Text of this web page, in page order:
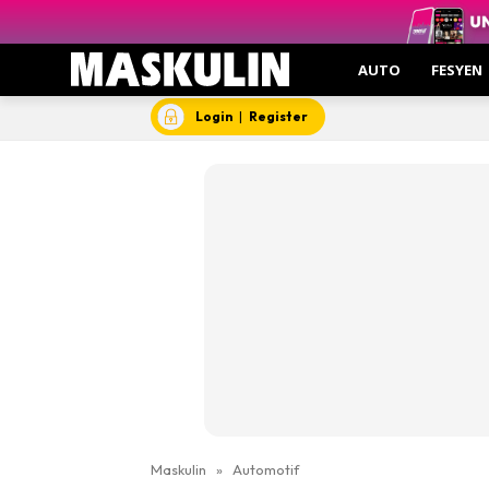
AUTO FESYEN
Login | Register
Maskulin » Automotif